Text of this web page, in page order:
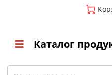
Каталог
Search